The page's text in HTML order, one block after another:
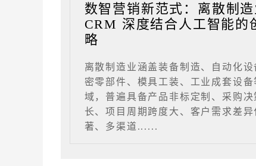
数智营销新范式：离散制造
CRM 深度结合人工智能的
略
离散制造业涵盖装备制造、自动化设
密零部件、模具工装、工业成套设备
域，普遍具备产品非标定制、采购决
长、项目周期跨度大、客户需求差异
著、多渠道......